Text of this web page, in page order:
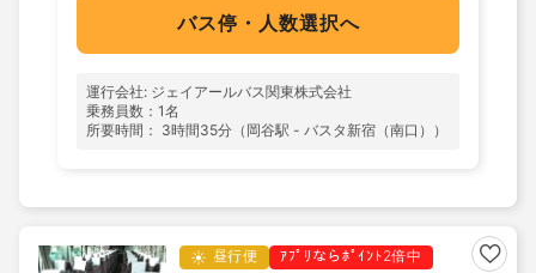
バス停・人数選択へ
運行会社: ジェイアールバス関東株式会社
乗務員数：1名
所要時間： 3時間35分（岡谷駅 - バスタ新宿（南口））
昼行便 ｱﾌﾟﾘならﾎﾟｲﾝﾄ2倍中